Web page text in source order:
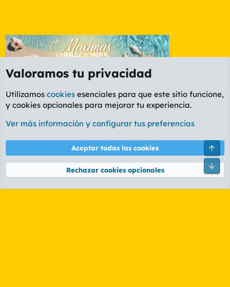
Etiquetas
Cookies
PL OLDSTYLE AMARILLO
Términos y reglas Política de privacidad Ayuda
Community platform by XenForo® © 2010-2026 XenForo Ltd.
Valoramos tu privacidad
Utilizamos cookies esenciales para que este sitio funcione,
y cookies opcionales para mejorar tu experiencia.
Ver más información y configurar tus preferencias
Aceptar todas las cookies
Rechazar cookies opcionales
Pie